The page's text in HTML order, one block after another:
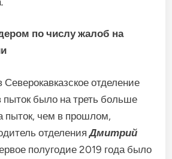
по числу жалоб на
отделение
пыток было на треть больше
пыток, чем в прошлом,
отделенияДмитрий
полугодие 2019 года было